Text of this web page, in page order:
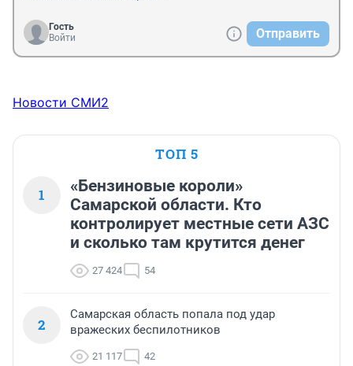
Гость
Войти
Отправить
Новости СМИ2
ТОП 5
1
«Бензиновые короли»
Самарской области. Кто
контролирует местные сети АЗС
и сколько там крутится денег
27 424 54
2
Самарская область попала под удар
вражеских беспилотников
21 117 42